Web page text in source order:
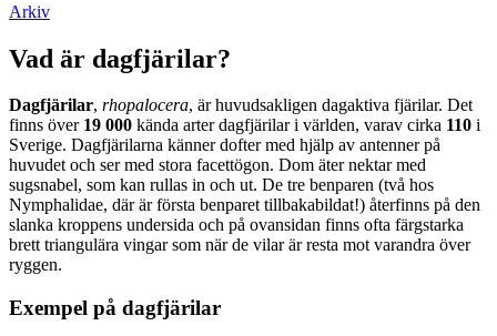
Arkiv
Vad är dagfjärilar?
Dagfjärilar, rhopalocera, är huvudsakligen dagaktiva fjärilar. Det
finns över 19 000 kända arter dagfjärilar i världen, varav cirka 110 i
Sverige. Dagfjärilarna känner dofter med hjälp av antenner på
huvudet och ser med stora facettögon. Dom äter nektar med
sugsnabel, som kan rullas in och ut. De tre benparen (två hos
Nymphalidae, där är första benparet tillbakabildat!) återfinns på den
slanka kroppens undersida och på ovansidan finns ofta färgstarka
brett triangulära vingar som när de vilar är resta mot varandra över
ryggen.
Exempel på dagfjärilar